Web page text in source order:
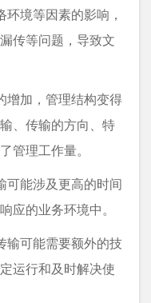
境等因素的影响，
传等问题，导致文
增加，管理结构变得
、传输的方向、特
管理工作量。
可能涉及更高的时间
应的业务环境中。
输可能需要额外的技
运行和及时解决使